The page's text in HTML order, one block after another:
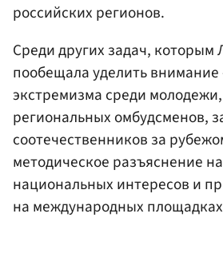
российских регионов.
Среди других задач, которым
пообещала уделить
экстремизма среди
региональных омбудсменов,
соотечественников за
методическое разъяснение
национальных интересов и
на международных